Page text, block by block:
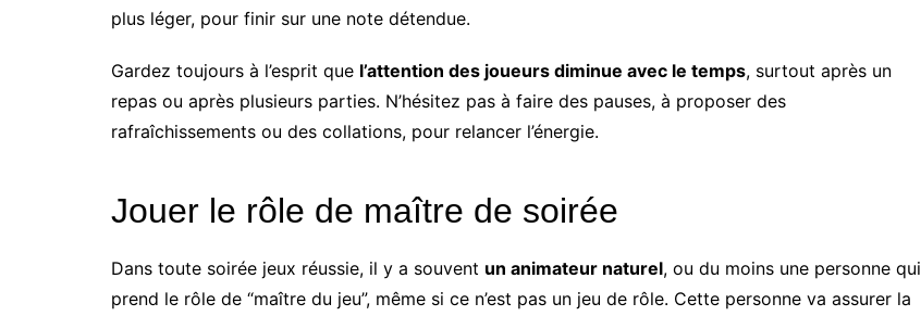
plus léger, pour finir sur une note détendue.
Gardez toujours à l’esprit que l’attention des joueurs diminue avec le temps, surtout après un
repas ou après plusieurs parties. N’hésitez pas à faire des pauses, à proposer des
rafraîchissements ou des collations, pour relancer l’énergie.
Jouer le rôle de maître de soirée
Dans toute soirée jeux réussie, il y a souvent un animateur naturel, ou du moins une personne qui
prend le rôle de “maître du jeu”, même si ce n’est pas un jeu de rôle. Cette personne va assurer la